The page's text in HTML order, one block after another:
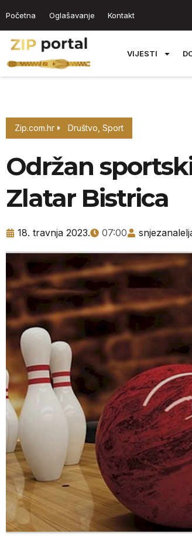
Početna Oglašavanje Kontakt
VIJESTI
Zip.com.hr Društvo Sport
Održan
Zlatar Bistrica
18. travnja 2023. 07:00